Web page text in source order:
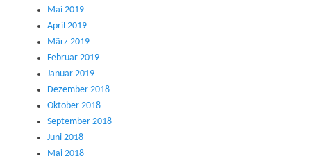
Mai 2019
April 2019
März 2019
Februar 2019
Januar 2019
Dezember 2018
Oktober 2018
September 2018
Juni 2018
Mai 2018